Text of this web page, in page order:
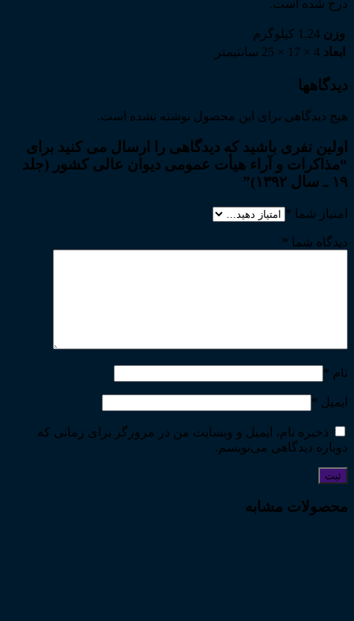
درج شده است.
وزن 1.24 کیلوگرم
ابعاد 4 × 17 × 25 سانتیمتر
دیدگاهها
هیچ دیدگاهی برای این محصول نوشته نشده است.
اولین نفری باشید که دیدگاهی را ارسال می کنید برای
“مذاکرات و آراء هیأت عمومی دیوان عالی کشور (جلد
۱۹ ـ سال ۱۳۹۲)”
امتیاز شما *
دیدگاه شما *
نام *
ایمیل *
ذخیره نام، ایمیل و وبسایت من در مرورگر برای زمانی که
دوباره دیدگاهی می‌نویسم.
محصولات مشابه